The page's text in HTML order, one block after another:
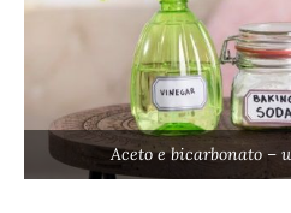
Aceto e bicarbonato –